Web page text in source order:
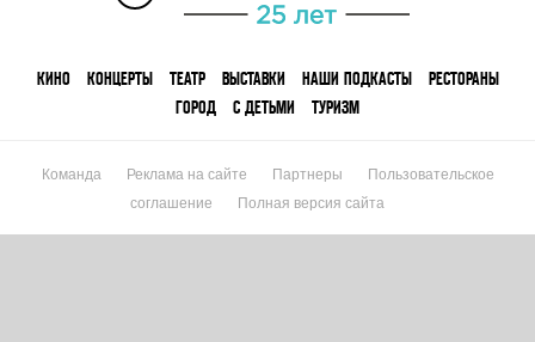
КИНО КОНЦЕРТЫ ТЕАТР ВЫСТАВКИ НАШИ ПОДКАСТЫ
РЕСТОРАНЫ
ГОРОД
С ДЕТЬМИ ТУРИЗМ
Команда Реклама на сайте Партнеры
Пользовательское
соглашение
Полная версия сайта